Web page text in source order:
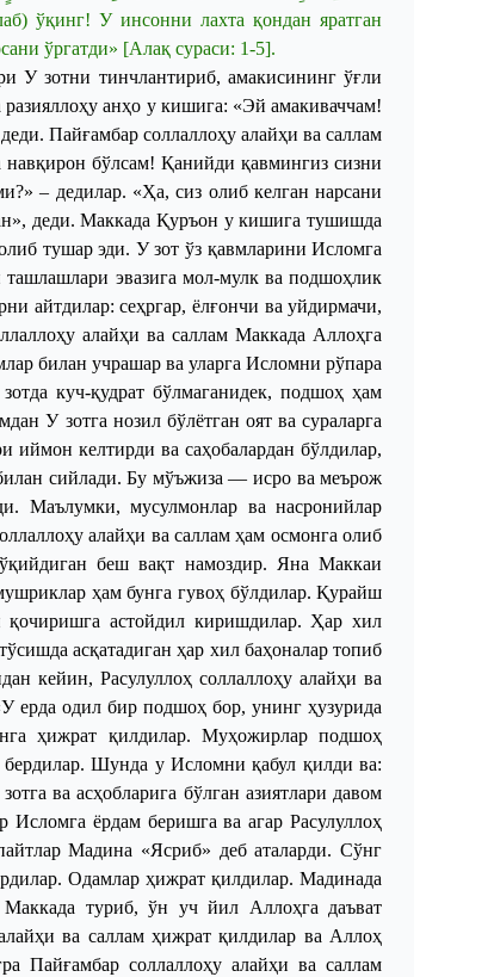
ўқинг! У инсонни лахта қондан яратган
ўргатди» [Алақ сураси: 1-5].
Узотни тинчлантириб, амакисининг ўғли
анҳо у кишига: «Эй амакиваччам!
Пайғамбар соллаллоҳу алайҳи ва саллам
бўлсам! Қанийди қавмингиз сизни
– дедилар. «Ҳа, сиз олиб келган нарсани
деди.Маккада Қуръон у кишига тушишда
тушар эди. У зот ўз қавмларини Исломга
эвазига мол-мулк ва подшоҳлик
айтдилар: сеҳргар, ёлғончи ва уйдирмачи,
алайҳи ва саллам Маккада Аллоҳга
билан учрашар ва уларга Исломни рўпара
куч-қудрат бўлмаганидек, подшоҳ ҳам
Узотга нозил бўлётган оят ва сураларга
келтирди ва саҳобалардан бўлдилар,
сийлади. Бу мўъжиза — исро ва меърож
Маълумки, мусулмонлар ва насронийлар
алайҳи ва саллам ҳам осмонга олиб
беш вақт намоздир. Яна Маккаи
ҳам бунга гувоҳ бўлдилар. Қурайш
астойдил киришдилар. Ҳар хил
асқатадиган ҳар хил баҳоналар топиб
кейин, Расулуллоҳ соллаллоҳу алайҳи ва
ерда одил бир подшоҳ бор, унинг ҳузурида
ҳижрат қилдилар. Муҳожирлар подшоҳ
бердилар. Шунда у Исломни қабул қилди ва:
ва асҳобларига бўлган азиятлари давом
ёрдам беришга ва агар Расулуллоҳ
Мадина «Ясриб» деб аталарди. Сўнг
Одамлар ҳижрат қилдилар. Мадинада
туриб, ўн уч йил Аллоҳга даъват
ва саллам ҳижрат қилдилар ва Аллоҳ
Пайғамбар соллаллоҳу алайҳи ва саллам